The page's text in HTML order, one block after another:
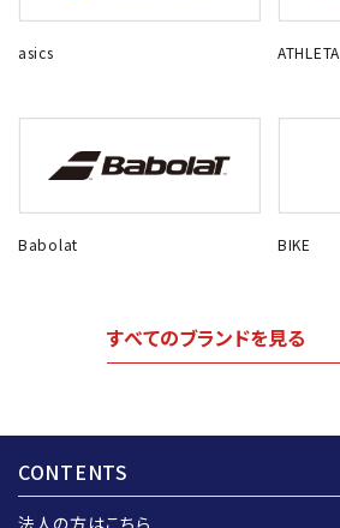
asics ATHLETA
Babolat BIKE
すべてのブランドを見る
CONTENTS